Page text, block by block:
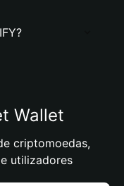
Wallet
criptomoedas,
utilizadores